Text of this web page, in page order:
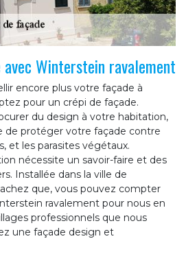
Winterstein ravalement
encore plus votre façade à
pour un crépi de façade.
du design à votre habitation,
de protéger votre façade contre
et les parasites végétaux.
nécessite un savoir-faire et des
Installée dans la ville de
que, vous pouvez compter
ravalement pour nous en
professionnels que nous
une façade design et